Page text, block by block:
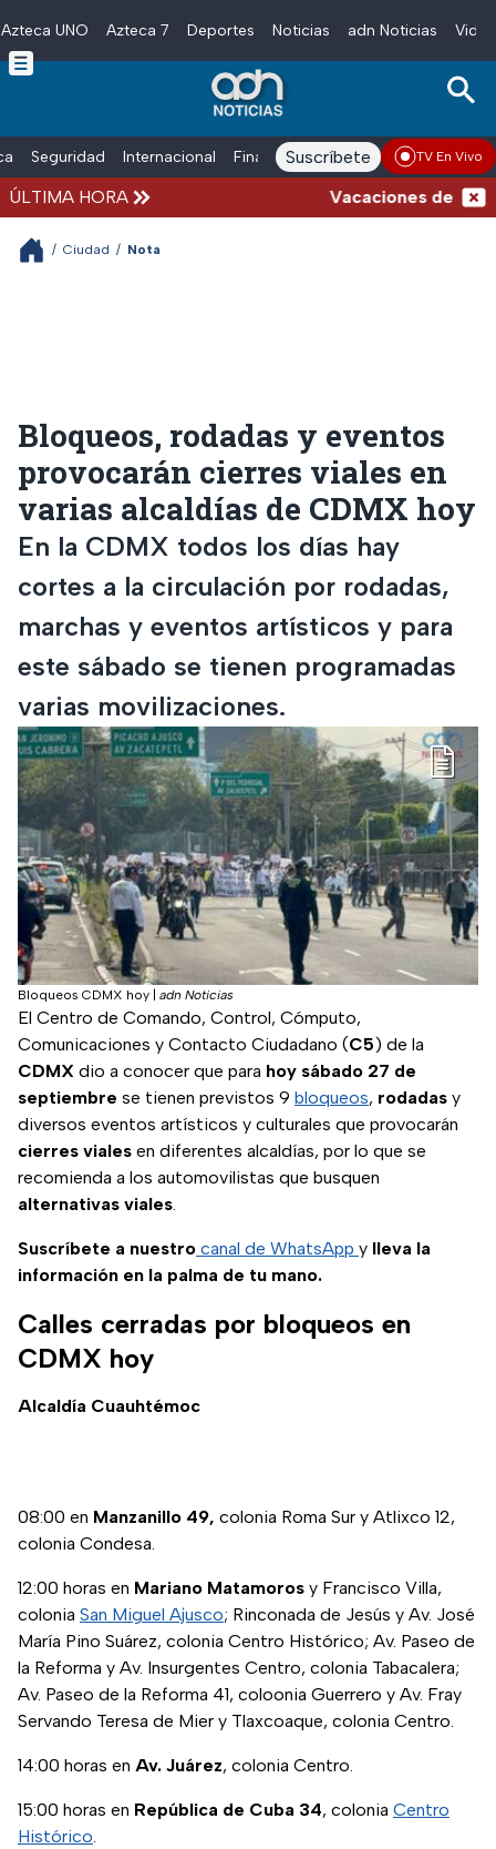
Skip to main content
Azteca UNO Azteca 7 Deportes Noticias adn Noticias
Seguridad Internacional Finanzas adn Noticias Radio
Suscríbete TV En Vivo
ÚLTIMA HORA Vacaciones de
/ Ciudad / Nota
Bloqueos, rodadas y eventos
provocarán cierres viales en
varias alcaldías de CDMX hoy
En la CDMX todos los días hay
cortes a la circulación por rodadas,
marchas y eventos artísticos y para
este sábado se tienen programadas
varias movilizaciones.
Bloqueos CDMX hoy adn Noticias
El Centro de Comando, Control, Cómputo,
Comunicaciones y Contacto Ciudadano (C5) de la
CDMX dio a conocer que para hoy sábado 27 de
septiembre se tienen previstos 9 bloqueos, rodadas y
diversos eventos artísticos y culturales que provocarán
cierres viales en diferentes alcaldías, por lo que se
recomienda a los automovilistas que busquen
alternativas viales.
Suscríbete a nuestro canal de WhatsApp y lleva la
información en la palma de tu mano.
Calles cerradas por bloqueos en
CDMX hoy
Alcaldía Cuauhtémoc
08:00 en Manzanillo 49, colonia Roma Sur y Atlixco 12,
colonia Condesa.
12:00 horas en Mariano Matamoros y Francisco Villa,
colonia San Miguel Ajusco; Rinconada de Jesús y Av. José
María Pino Suárez, colonia Centro Histórico; Av. Paseo de
la Reforma y Av. Insurgentes Centro, colonia Tabacalera;
Av. Paseo de la Reforma 41, coloonia Guerrero y Av. Fray
Servando Teresa de Mier y Tlaxcoaque, colonia Centro.
14:00 horas en Av. Juárez, colonia Centro.
15:00 horas en República de Cuba 34, colonia Centro
Histórico.